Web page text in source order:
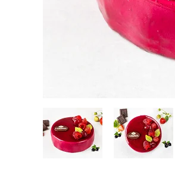
Весь каталог
Экскурсии и мастер-классы